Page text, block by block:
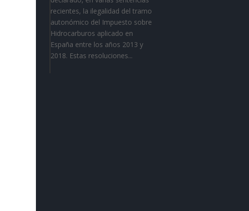
recientes, la ilegalidad del tramo
autonómico del Impuesto sobre
Hidrocarburos aplicado en
España entre los años 2013 y
2018. Estas resoluciones...